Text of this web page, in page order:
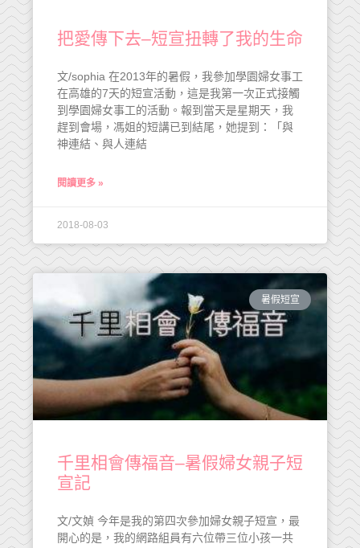
把愛傳下去–短宣扭轉了我的生命
文/sophia 在2013年的暑假，我參加學園婦女事工
在高雄的7天的短宣活動，這是我第一次正式接觸
到學園婦女事工的活動。報到當天是星期天，我
趕到會場，馮姐的短講已到結尾，她提到：「與
神連結、與人連結
閱讀更多 »
2018-08-03
暑假短宣
千里相會傳福音–暑假婦女親子短
宣記
文/文媜 今年是我的第四次參加婦女親子短宣，最
開心的是，我的網路組員有六位帶三位小孩一共